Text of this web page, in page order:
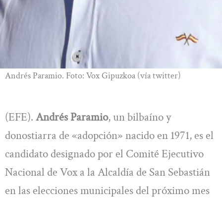
Andrés Paramio. Foto: Vox Gipuzkoa (vía twitter)
(EFE). Andrés Paramio, un bilbaíno y
donostiarra de «adopción» nacido en 1971, es el
candidato designado por el Comité Ejecutivo
Nacional de Vox a la Alcaldía de San Sebastián
en las elecciones municipales del próximo mes